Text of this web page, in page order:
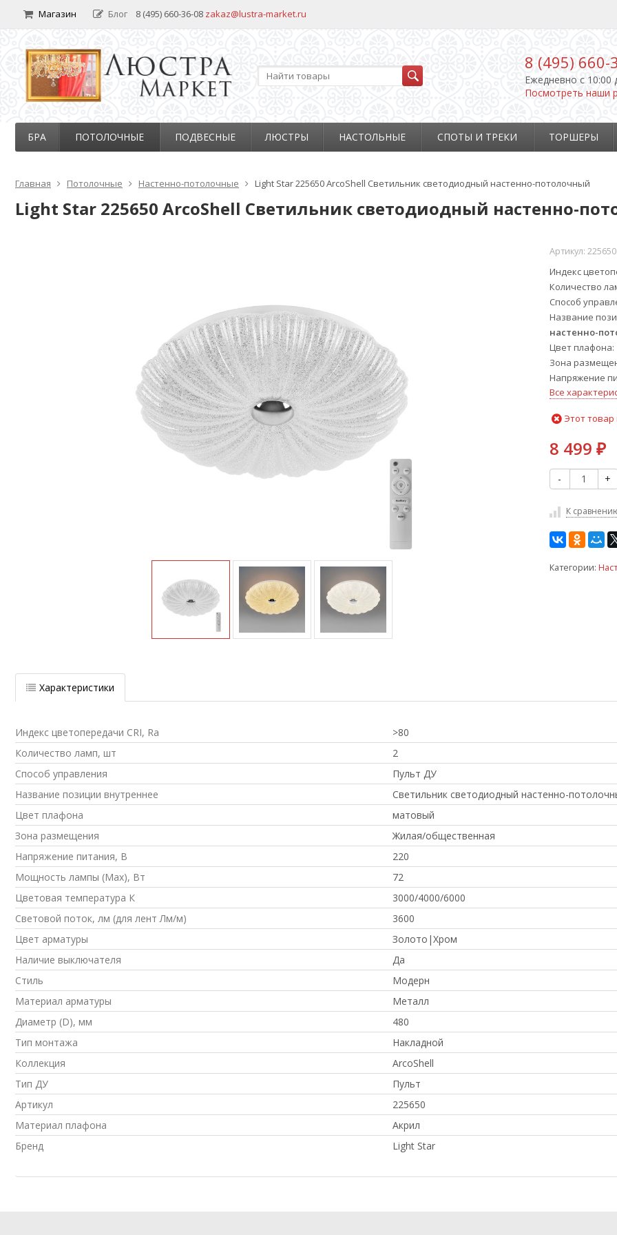
Магазин Блог 8 (495) 660-36-08 zakaz@lustra-market.ru
8 (495) 660-
Ежедневно c 10:00
Посмотреть наши
БРА ПОТОЛОЧНЫЕ ПОДВЕСНЫЕ ЛЮСТРЫ НАСТОЛЬНЫЕ СПОТЫ И ТРЕКИ ТОРШЕРЫ
Главная Потолочные Настенно-потолочные Light Star 225650 ArcoShell Светильник светодиодный настенно-потолочный
Light Star 225650 ArcoShell Светильник светодиодный настенно-
Артикул: 225650
Индекс
Количество
Способ
Название
настенно-
Цвет плафона
Зона
Напряжение
Все
Этот товар
8 499 ₽
- +
К
Категории:
Характеристики
Индекс цветопередачи CRI, Ra
>80
Количество ламп, шт
2
Способ управления
Пульт ДУ
Название позиции внутреннее
Светильник светодиодный настенно-
Цвет плафона
матовый
Зона размещения
Жилая/общественная
Напряжение питания, В
220
Мощность лампы (Max), Вт
72
Цветовая температура К
3000/4000/6000
Световой поток, лм (для лент Лм/м)
3600
Цвет арматуры
Золото|Хром
Наличие выключателя
Да
Стиль
Модерн
Материал арматуры
Металл
Диаметр (D), мм
480
Тип монтажа
Накладной
Коллекция
ArcoShell
Тип ДУ
Пульт
Артикул
225650
Материал плафона
Акрил
Бренд
Light Star